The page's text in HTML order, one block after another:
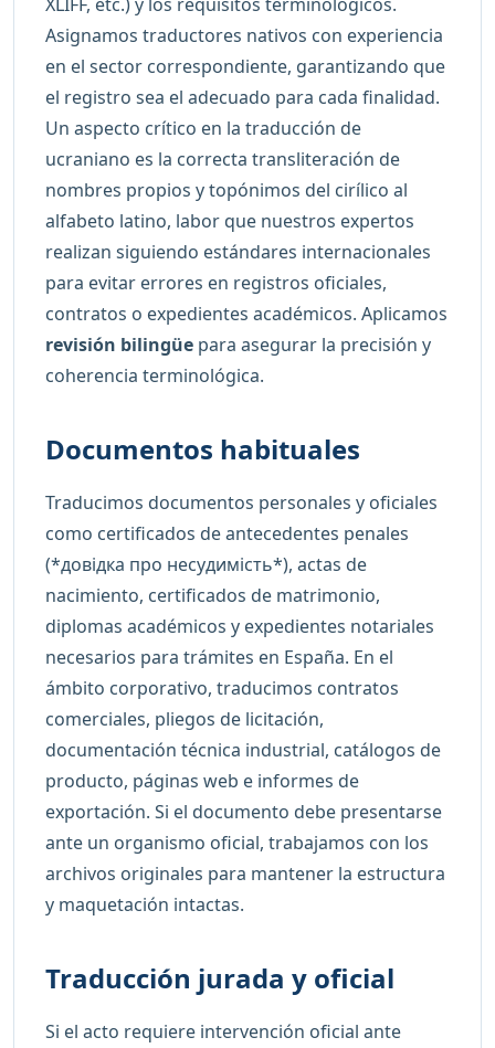
Asignamos traductores nativos con experiencia
en el sector correspondiente, garantizando que
el registro sea el adecuado para cada finalidad.
Un aspecto crítico en la traducción de
ucraniano es la correcta transliteración de
nombres propios y topónimos del cirílico al
alfabeto latino, labor que nuestros expertos
realizan siguiendo estándares internacionales
para evitar errores en registros oficiales,
contratos o expedientes académicos. Aplicamos
revisión bilingüe para asegurar la precisión y
coherencia terminológica.
Documentos habituales
Traducimos documentos personales y oficiales
como certificados de antecedentes penales
(*довідка про несудимість*), actas de
nacimiento, certificados de matrimonio,
diplomas académicos y expedientes notariales
necesarios para trámites en España. En el
ámbito corporativo, traducimos contratos
comerciales, pliegos de licitación,
documentación técnica industrial, catálogos de
producto, páginas web e informes de
exportación. Si el documento debe presentarse
ante un organismo oficial, trabajamos con los
archivos originales para mantener la estructura
y maquetación intactas.
Traducción jurada y oficial
Si el acto requiere intervención oficial ante